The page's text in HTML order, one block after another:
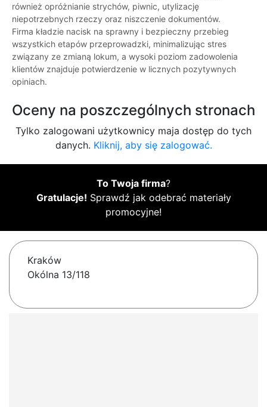
również opróżnianie strychów, piwnic, utylizację
niepotrzebnych rzeczy oraz niszczenie dokumentów.
Firma kładzie nacisk na sprawny i bezpieczny przebieg
wszystkich etapów przeprowadzki, minimalizując stres
związany ze zmianą lokum, a wysoki poziom zadowolenia
klientów znajduje potwierdzenie w licznych pozytywnych
opiniach.
Oceny na poszczególnych stronach
Tylko zalogowani użytkownicy maja dostęp do tych
danych. Kliknij, aby się zalogować.
To Twoja firma?
Gratulacje! Sprawdź jak odebrać materiały
promocyjne!
Kraków
Okólna 13/118